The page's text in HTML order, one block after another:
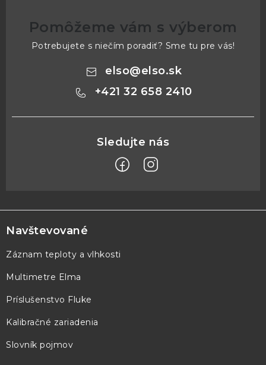
Pomôžeme vám s výberom
Potrebujete s niečím poradiť? Sme tu pre vás!
elso@elso.sk
+421 32 658 2410
á
p
ä
e
Navštevované
Záznam teploty a vlhkosti
Multimetre Elma
Príslušenstvo Fluke
Kalibračné zariadenia
Slovník pojmov